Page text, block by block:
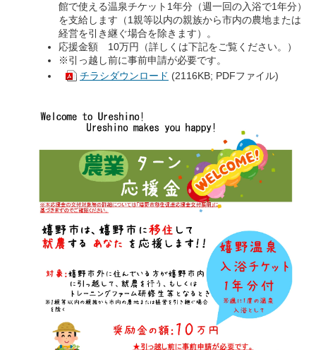
館で使える温泉チケット1年分（週一回の入浴で1年分）
を支給します（1親等以内の親族から市内の農地または
経営を引き継ぐ場合を除きます）。
応援金額 10万円（詳しくは下記をご覧ください。）
※引っ越し前に事前申請が必要です。
チラシダウンロード (2116KB; PDFファイル)